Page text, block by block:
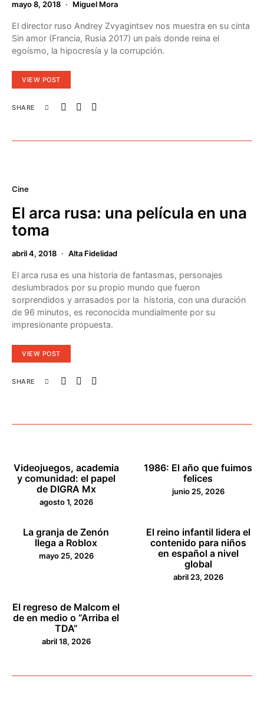
mayo 8, 2018 Miguel Mora
El director ruso Andrey Zvyagintsev nos muestra en su cinta
Sin amor (Francia, Rusia 2017) un país donde reina el
egoísmo, la hipocresía y la corrupción.
VIEW POST
SHARE
Cine
El arca rusa: una película en una
toma
abril 4, 2018 Alta Fidelidad
El arca rusa es una historia de fantasmas, personajes
deslumbrados por su propio mundo que fueron
sorprendidos y arrasados por la historia, con una duración
de 96 minutos, es reconocida mundialmente por su
impresionante propuesta.
VIEW POST
SHARE
Videojuegos, academia
y comunidad: el papel
de DIGRA Mx
agosto 1, 2026
1986: El año que fuimos
felices
junio 25, 2026
La granja de Zenón
llega a Roblox
mayo 25, 2026
El reino infantil lidera el
contenido para niños
en español a nivel
global
abril 23, 2026
El regreso de Malcom el
de en medio o “Arriba el
TDA”
abril 18, 2026